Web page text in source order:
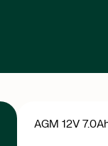
AGM 12V